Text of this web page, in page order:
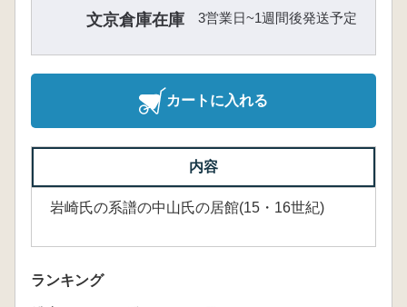
文京倉庫在庫 3営業日~1週間後発送予定
カートに入れる
内容
岩崎氏の系譜の中山氏の居館(15・16世紀)
ランキング